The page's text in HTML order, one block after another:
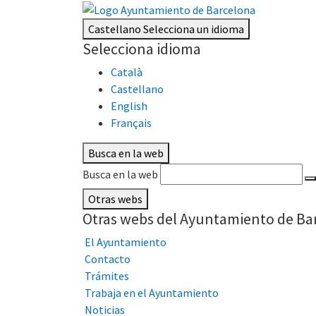
Castellano Selecciona un idioma
Selecciona idioma
Català
Castellano
English
Français
Busca en la web
Busca en la web
Otras webs
Otras webs del Ayuntamiento de
El Ayuntamiento
Contacto
Trámites
Trabaja en el Ayuntamiento
Noticias